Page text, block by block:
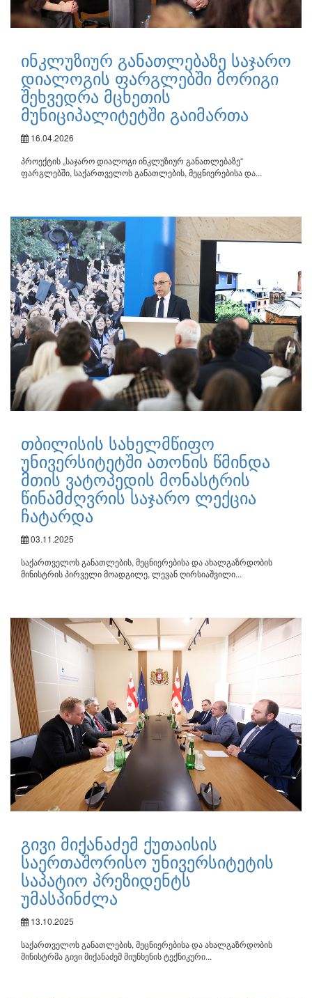
ინკლუზიურ განათლებაზე საჯარო
დიალოგის ფარგლებში მორიგი
შეხვედრა მცხეთის
მუნიციპალიტეტში გაიმართა
16.04.2026
პროექტის „საჯარო დიალოგი ინკლუზიურ განათლებაზე“
ფარგლებში, საქართველოს განათლების, მეცნიერებისა და...
თბილისის სახელმწიფო
უნივერსიტეტში ათონის წმინდა
მთის ვატოპედის მონასტრის
წინამძღვრის საჯარო ლექცია
ჩატარდა
03.11.2025
საქართველოს განათლების, მეცნიერებისა და ახალგაზრდობის
მინისტრის პირველი მოადგილე, ლევან ღირსიაშვილი...
გივი მიქანაძემ ქუთაისის
საერთაშორისო უნივერსიტეტის
საპატიო პრეზიდენტს
უმასპინძლა
13.10.2025
საქართველოს განათლების, მეცნიერებისა და ახალგაზრდობის
მინისტრმა გივი მიქანაძემ მიუნხენის ტექნიკური...